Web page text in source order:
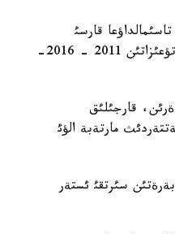
قارسئ
كذرةس ماسةلةلةرئ جونئندةگئ ءوزارا ءئس-قيمئلدئ بةلسةندئ جذرگئزؤگة مذمكئندئك تؤعئزاتئن 2011 - 2016-
قارجئلئق
مارتةبة الؤئ
سئرتقئ ئستةر